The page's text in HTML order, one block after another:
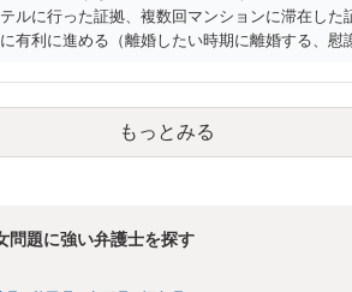
ルに行った証拠、複数回マンションに滞在した
有利に進める（離婚したい時期に離婚する、慰
い。 以上、ご参考まで。
もっとみる
問題に強い弁護士を探す